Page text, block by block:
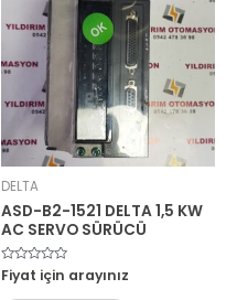
DELTA
ASD-B2-1521 DELTA 1,5 KW
AC SERVO SÜRÜCÜ
5
üzerinden
Fiyat için arayınız